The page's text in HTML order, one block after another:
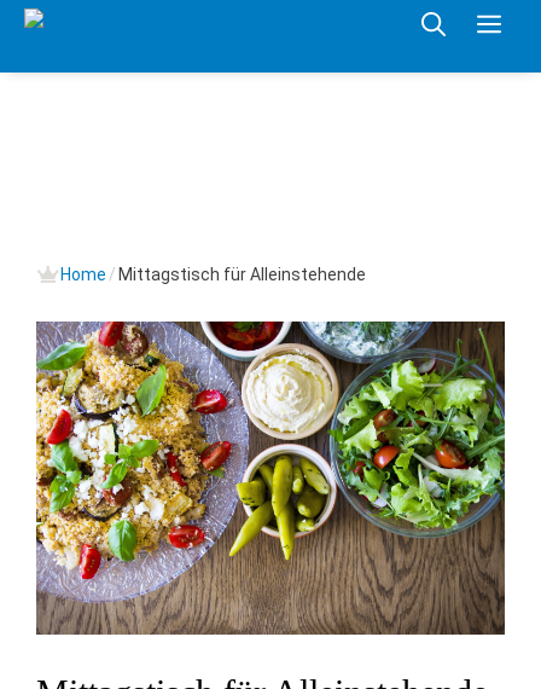
Springe
Home/ Mittagstisch für Alleinstehende